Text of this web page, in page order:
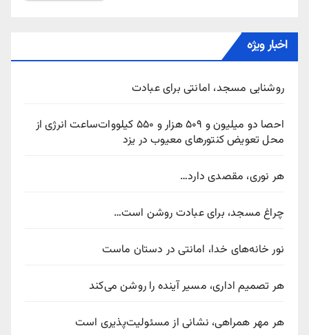
اخبار ویژه
روشنایی مسجد، امانتی برای عبادت
احصا دو میلیون و ۵۰۹ هزار و ۵۵۰ کیلووات‌ساعت انرژی از
محل تعویض کنتورهای معیوب در یزد
هر نوری، مقصدی دارد…
چراغ مسجد، برای عبادت روشن است…
نور خانه‌های خدا، امانتی در دستان ماست
هر تصمیم اداری، مسیر آینده را روشن می‌کند
هر مهر همراهی، نشانی از مسئولیت‌پذیری است